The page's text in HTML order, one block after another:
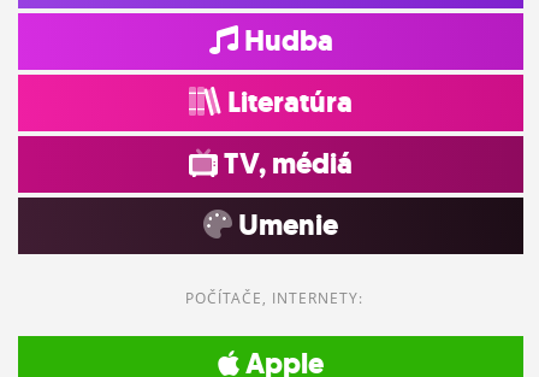
Hudba
Literatúra
TV, médiá
Umenie
POČÍTAČE, INTERNETY:
Apple